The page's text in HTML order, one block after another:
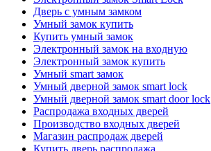
Дверь с умным замком
Умный замок купить
Купить умный замок
Электронный замок на входную
Электронный замок купить
Умный smart замок
Умный дверной замок smart lock
Умный дверной замок smart door lock
Распродажа входных дверей
Производство входных дверей
Магазин распродаж дверей
Купить дверь распродажа